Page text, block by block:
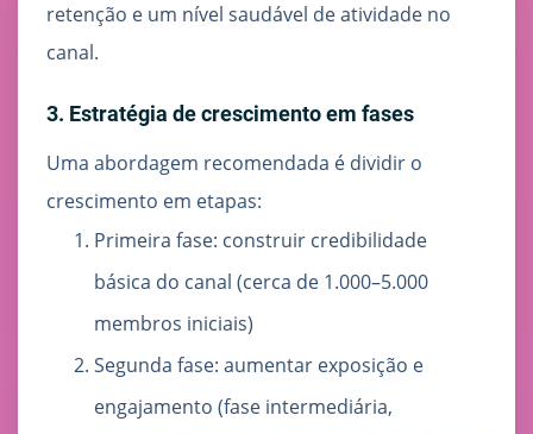
retenção e um nível saudável de atividade no
canal.
3. Estratégia de crescimento em fases
Uma abordagem recomendada é dividir o
crescimento em etapas:
Primeira fase: construir credibilidade
básica do canal (cerca de 1.000–5.000
membros iniciais)
Segunda fase: aumentar exposição e
engajamento (fase intermediária,